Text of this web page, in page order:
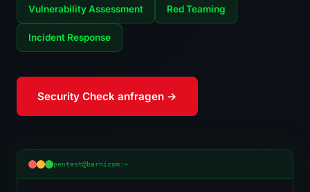
Vulnerability Assessment Red Teaming
Incident Response
Security Check anfragen →
pentest@barnicom:~